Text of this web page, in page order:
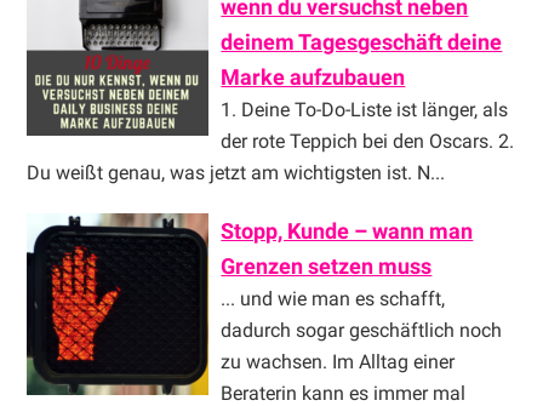
wenn du versuchst neben
deinem Tagesgeschäft deine
Marke aufzubauen
1. Deine To-Do-Liste ist länger, als
der rote Teppich bei den Oscars. 2.
Du weißt genau, was jetzt am wichtigsten ist. N...
Stopp, Kunde – wann man
Grenzen setzen muss
... und wie man es schafft,
dadurch sogar geschäftlich noch
zu wachsen. Im Alltag einer
Beraterin kann es immer mal